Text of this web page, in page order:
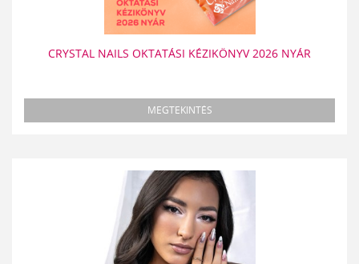
CRYSTAL NAILS OKTATÁSI KÉZIKÖNYV 2026 NYÁR
MEGTEKINTÉS